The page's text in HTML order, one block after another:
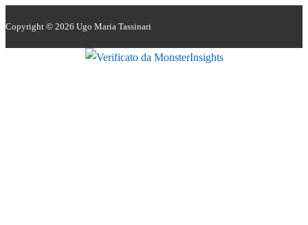
Copyright © 2026 Ugo Maria Tassinari